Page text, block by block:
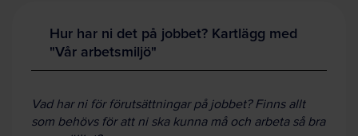
Hur har ni det på jobbet? Kartlägg med
"Vår arbetsmiljö"
Vad har ni för förutsättningar på jobbet? Finns allt
som behövs för att ni ska kunna må och arbeta så bra